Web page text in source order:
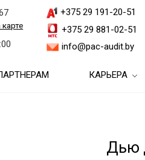
+375 29 191-20-51
+375 29 881-02-51
info@pac-audit.by
КАРЬЕРА
Бухгалтерам
Дью